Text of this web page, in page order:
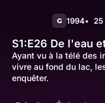
G 1994 25
S1:E26 De l'eau
Ayant vu à la télé des
vivre au fond du lac,
enquêter.